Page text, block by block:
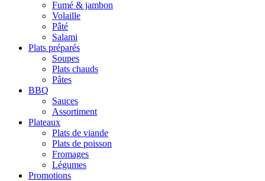
Fumé & jambon
Volaille
Pâté
Salami
Plats préparés
Soupes
Plats chauds
Pâtes
BBQ
Sauces
Assortiment
Plateaux
Plats de viande
Plats de poisson
Fromages
Légumes
Promotions